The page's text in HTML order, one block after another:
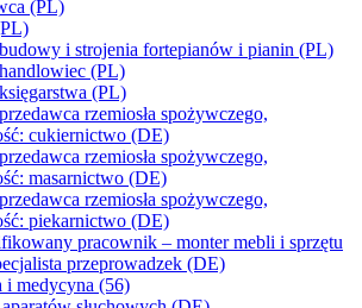
(PL)
i strojenia fortepianów i pianin (PL)
(PL)
(PL)
rzemiosła spożywczego,
cukiernictwo (DE)
rzemiosła spożywczego,
masarnictwo (DE)
rzemiosła spożywczego,
piekarnictwo (DE)
pracownik – monter mebli i sprzętu
przeprowadzek (DE)
i medycyna (56)